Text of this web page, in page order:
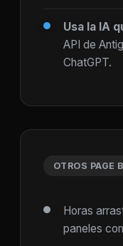
Usa la IA
API de
ChatGPT.
OTROS PAGE
Horas
paneles